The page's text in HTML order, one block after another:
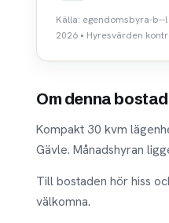
Källa: egendomsbyra-b--
2026 • Hyresvärden
Om denna bostad
Kompakt 30 kvm
Gävle. Månadshyran
Till bostaden hör hiss
välkomna.